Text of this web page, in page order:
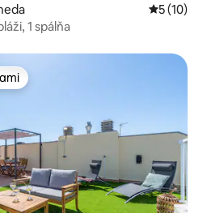
5 (10)
1 spálňa